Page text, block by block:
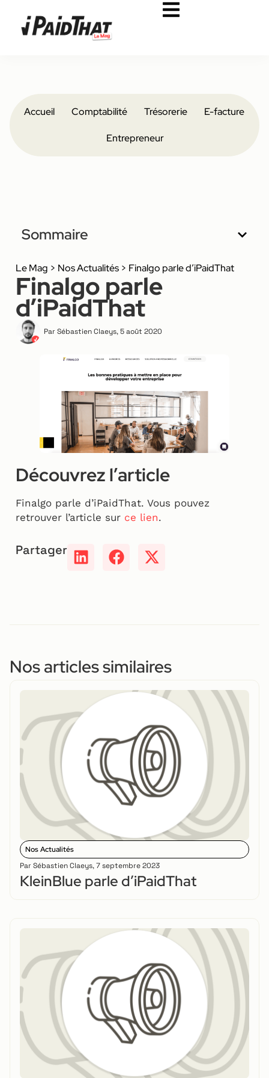
Accueil Comptabilité Trésorerie E-facture
Entrepreneur
Sommaire
Le Mag > Nos Actualités > Finalgo parle d’iPaidThat
Finalgo parle
d’iPaidThat
Par Sébastien Claeys,5 août 2020
Découvrez l’article
Finalgo parle d’iPaidThat. Vous pouvez
retrouver l’article sur ce lien.
Partager
Nos articles similaires
Nos Actualités
Par Sébastien Claeys,7 septembre 2023
KleinBlue parle d’iPaidThat